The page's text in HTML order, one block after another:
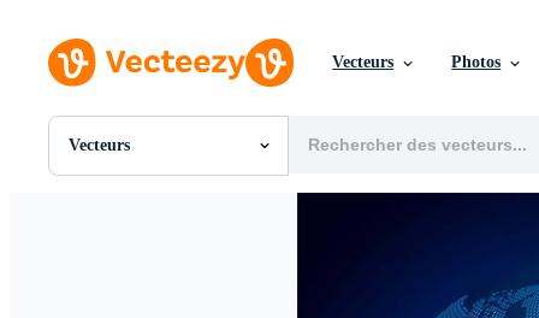
Vecteurs Photos
Vecteurs
Toutes Images